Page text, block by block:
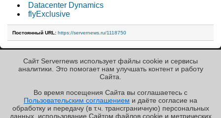
✖
Datacenter Dynamics
flyExclusive
Постоянный URL: https://servernews.ru/1118750
« Назад к ленте
Copyright ©2010-2026
Servernews.Пользовательское
Сайт Servernews использует файлы cookie и сервисы
аналитики. Это помогает нам улучшать контент и работу
Cайта.
Во время посещения Cайта вы соглашаетесь с
Пользовательским соглашением и даёте согласие на
обработку и передачу (в т.ч. трансграничную) персональных
данных, использование Cайтом файлов cookie и метрических